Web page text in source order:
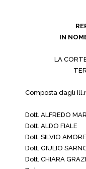
IN
LA
Composta dagli
Dott. ALFREDO
Dott. ALDO FIALE
Dott. SILVIO
Dott. GIULIO
Dott. CHIARA